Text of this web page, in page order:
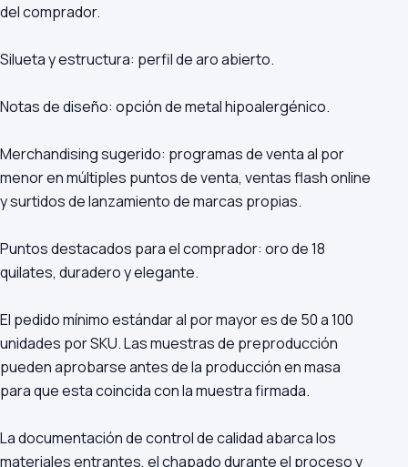
del comprador.
Silueta y estructura: perfil de aro abierto.
Notas de diseño: opción de metal hipoalergénico.
Merchandising sugerido: programas de venta al por
menor en múltiples puntos de venta, ventas flash online
y surtidos de lanzamiento de marcas propias.
Puntos destacados para el comprador: oro de 18
quilates, duradero y elegante.
El pedido mínimo estándar al por mayor es de 50 a 100
unidades por SKU. Las muestras de preproducción
pueden aprobarse antes de la producción en masa
para que esta coincida con la muestra firmada.
La documentación de control de calidad abarca los
materiales entrantes, el chapado durante el proceso y